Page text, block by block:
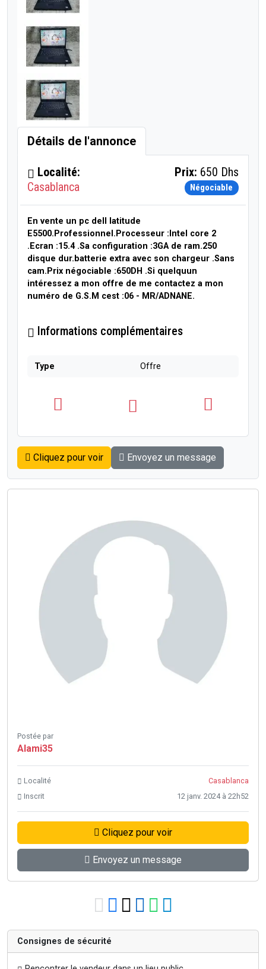
Détails de l'annonce
Localité:
Casablanca
Prix: 650 Dhs
Négociable
En vente un pc dell latitude
E5500.Professionnel.Processeur :Intel core 2
.Ecran :15.4 .Sa configuration :3GA de ram.250
disque dur.batterie extra avec son chargeur .Sans
cam.Prix négociable :650DH .Si quelquun
intéressez a mon offre de me contactez a mon
numéro de G.S.M cest :06 - MR/ADNANE.
Informations complémentaires
Type Offre
Cliquez pour voir Envoyez un message
Postée par
Alami35
Localité
Casablanca
Inscrit
12 janv. 2024 à 22h52
Cliquez pour voir
Envoyez un message
Consignes de sécurité